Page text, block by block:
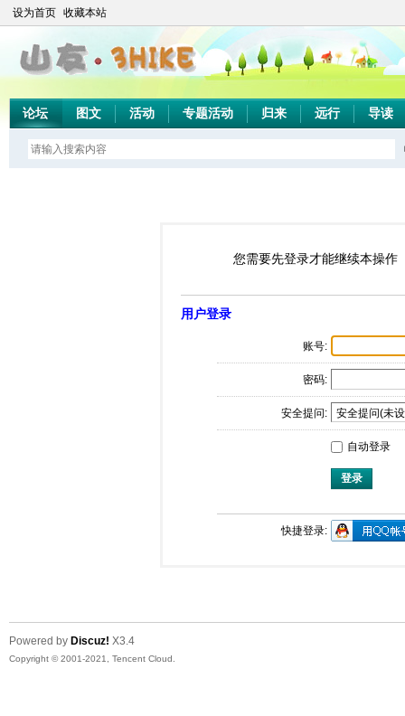
设为首页 收藏本站
论坛 图文 活动 专题活动 归来 远行 导读
您需要先登录才能继续本操作
用户登录
账号:
密码:
安全提问:
自动登录
登录
快捷登录:
Powered by Discuz! X3.4
Copyright © 2001-2021, Tencent Cloud.